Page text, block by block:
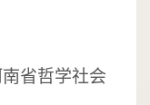
南省哲学社会